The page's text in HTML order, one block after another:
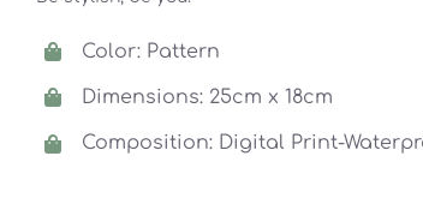
Color: Pattern
Dimensions: 25cm x 18cm
Composition: Digital Print-